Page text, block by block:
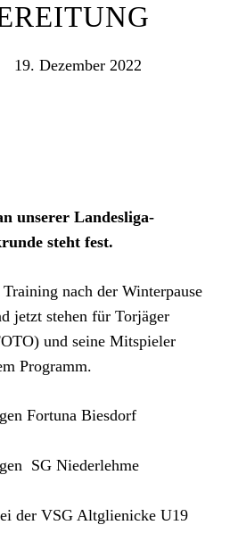
19. Dezember 2022
unserer Landesliga-
steht fest.
nach der Winterpause
jetzt stehen für Torjäger
und seine Mitspieler
Programm.
Fortuna Biesdorf
SG Niederlehme
der VSG Altglienicke U19